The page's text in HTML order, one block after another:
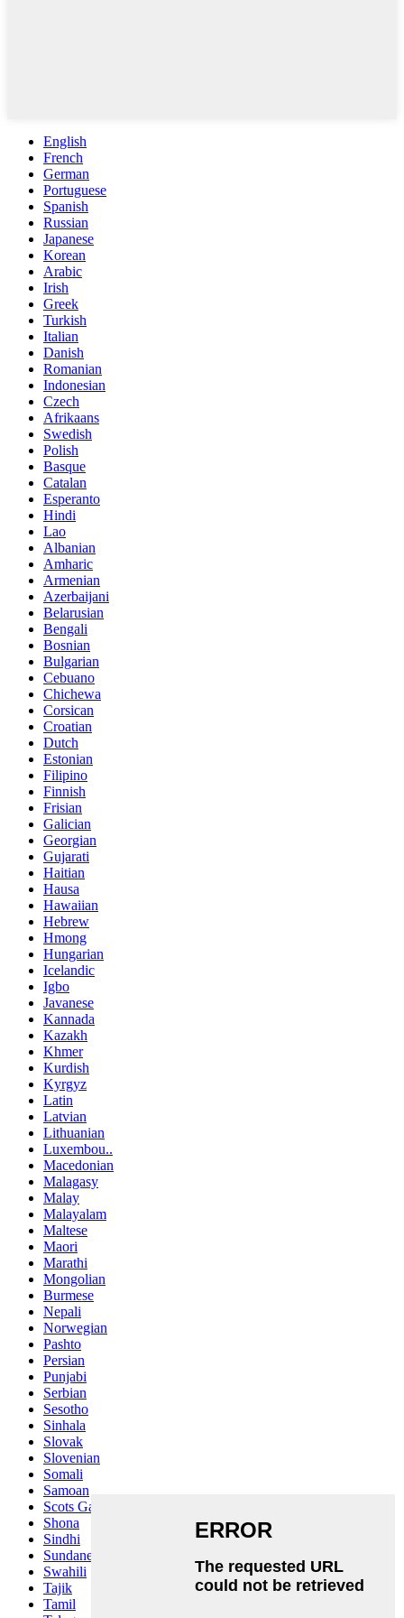
English
French
German
Portuguese
Spanish
Russian
Japanese
Korean
Arabic
Irish
Greek
Turkish
Italian
Danish
Romanian
Indonesian
Czech
Afrikaans
Swedish
Polish
Basque
Catalan
Esperanto
Hindi
Lao
Albanian
Amharic
Armenian
Azerbaijani
Belarusian
Bengali
Bosnian
Bulgarian
Cebuano
Chichewa
Corsican
Croatian
Dutch
Estonian
Filipino
Finnish
Frisian
Galician
Georgian
Gujarati
Haitian
Hausa
Hawaiian
Hebrew
Hmong
Hungarian
Icelandic
Igbo
Javanese
Kannada
Kazakh
Khmer
Kurdish
Kyrgyz
Latin
Latvian
Lithuanian
Luxembou..
Macedonian
Malagasy
Malay
Malayalam
Maltese
Maori
Marathi
Mongolian
Burmese
Nepali
Norwegian
Pashto
Persian
Punjabi
Serbian
Sesotho
Sinhala
Slovak
Slovenian
Somali
Samoan
Scots Gaelic
Shona
Sindhi
Sundanese
Swahili
Tajik
Tamil